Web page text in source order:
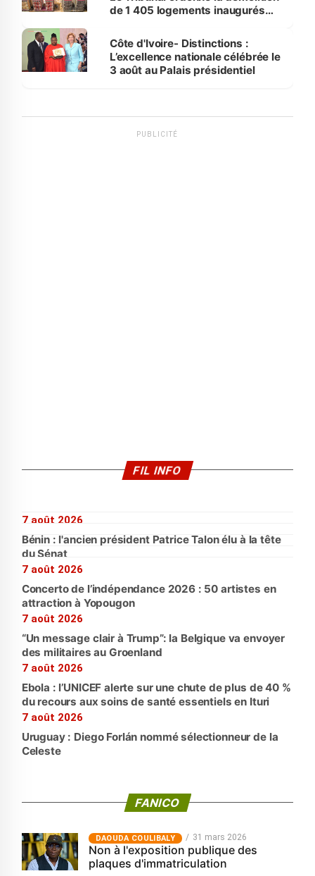
de 1 405 logements inaugurés
Bassam
Côte d'Ivoire- Distinctions :
L’excellence nationale célébrée le
3 août au Palais présidentiel
PUBLICITÉ
FIL INFO
7 août 2026
Bénin : l'ancien président Patrice Talon élu à la tête
du Sénat
7 août 2026
Concerto de l’indépendance 2026 : 50 artistes en
attraction à Yopougon
7 août 2026
“Un message clair à Trump”: la Belgique va envoyer
des militaires au Groenland
7 août 2026
Ebola : l’UNICEF alerte sur une chute de plus de 40 %
du recours aux soins de santé essentiels en Ituri
7 août 2026
Uruguay : Diego Forlán nommé sélectionneur de la
Celeste
FANICO
‎DAOUDA COULIBALY 31 mars 2026
Non à l'exposition publique des
plaques d'immatriculation